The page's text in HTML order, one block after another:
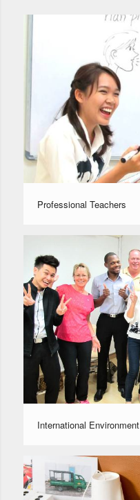
Professional Teachers
International Environment